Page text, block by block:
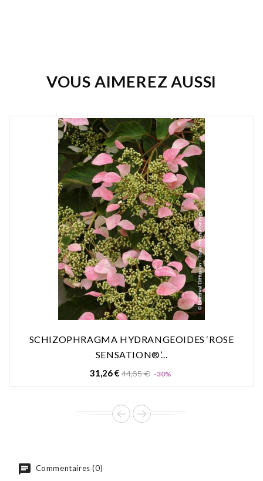
VOUS AIMEREZ AUSSI
SCHIZOPHRAGMA HYDRANGEOIDES ‘ROSE
SENSATION®’...
31,26 € Prix
44,65 € -30%
Commentaires (0)